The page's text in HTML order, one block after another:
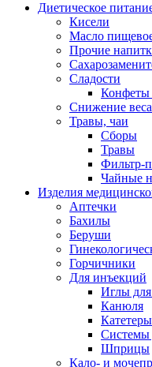
Диетическое
Кисели
Масло
Прочие
Сладости
Конфеты
Снижение
Травы, чаи
Сборы
Травы
Фильтр-
Чайные
Изделия
Аптечки
Бахилы
Беруши
Горчичники
Для инъекций
Иглы
Канюля
Катетеры
Системы
Шприцы
Кало- и